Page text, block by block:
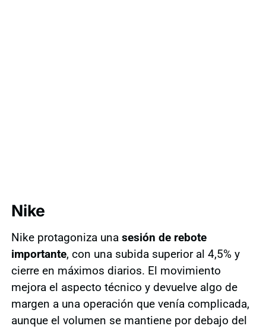
Nike
Nike protagoniza una sesión de rebote
importante, con una subida superior al 4,5% y
cierre en máximos diarios. El movimiento
mejora el aspecto técnico y devuelve algo de
margen a una operación que venía complicada,
aunque el volumen se mantiene por debajo del